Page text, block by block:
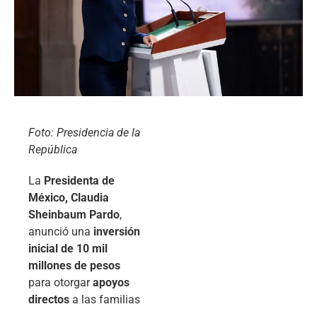
Foto: Presidencia de la
República
La Presidenta de
México, Claudia
Sheinbaum Pardo,
anunció una inversión
inicial de 10 mil
millones de pesos
para otorgarapoyos
directos a las familias